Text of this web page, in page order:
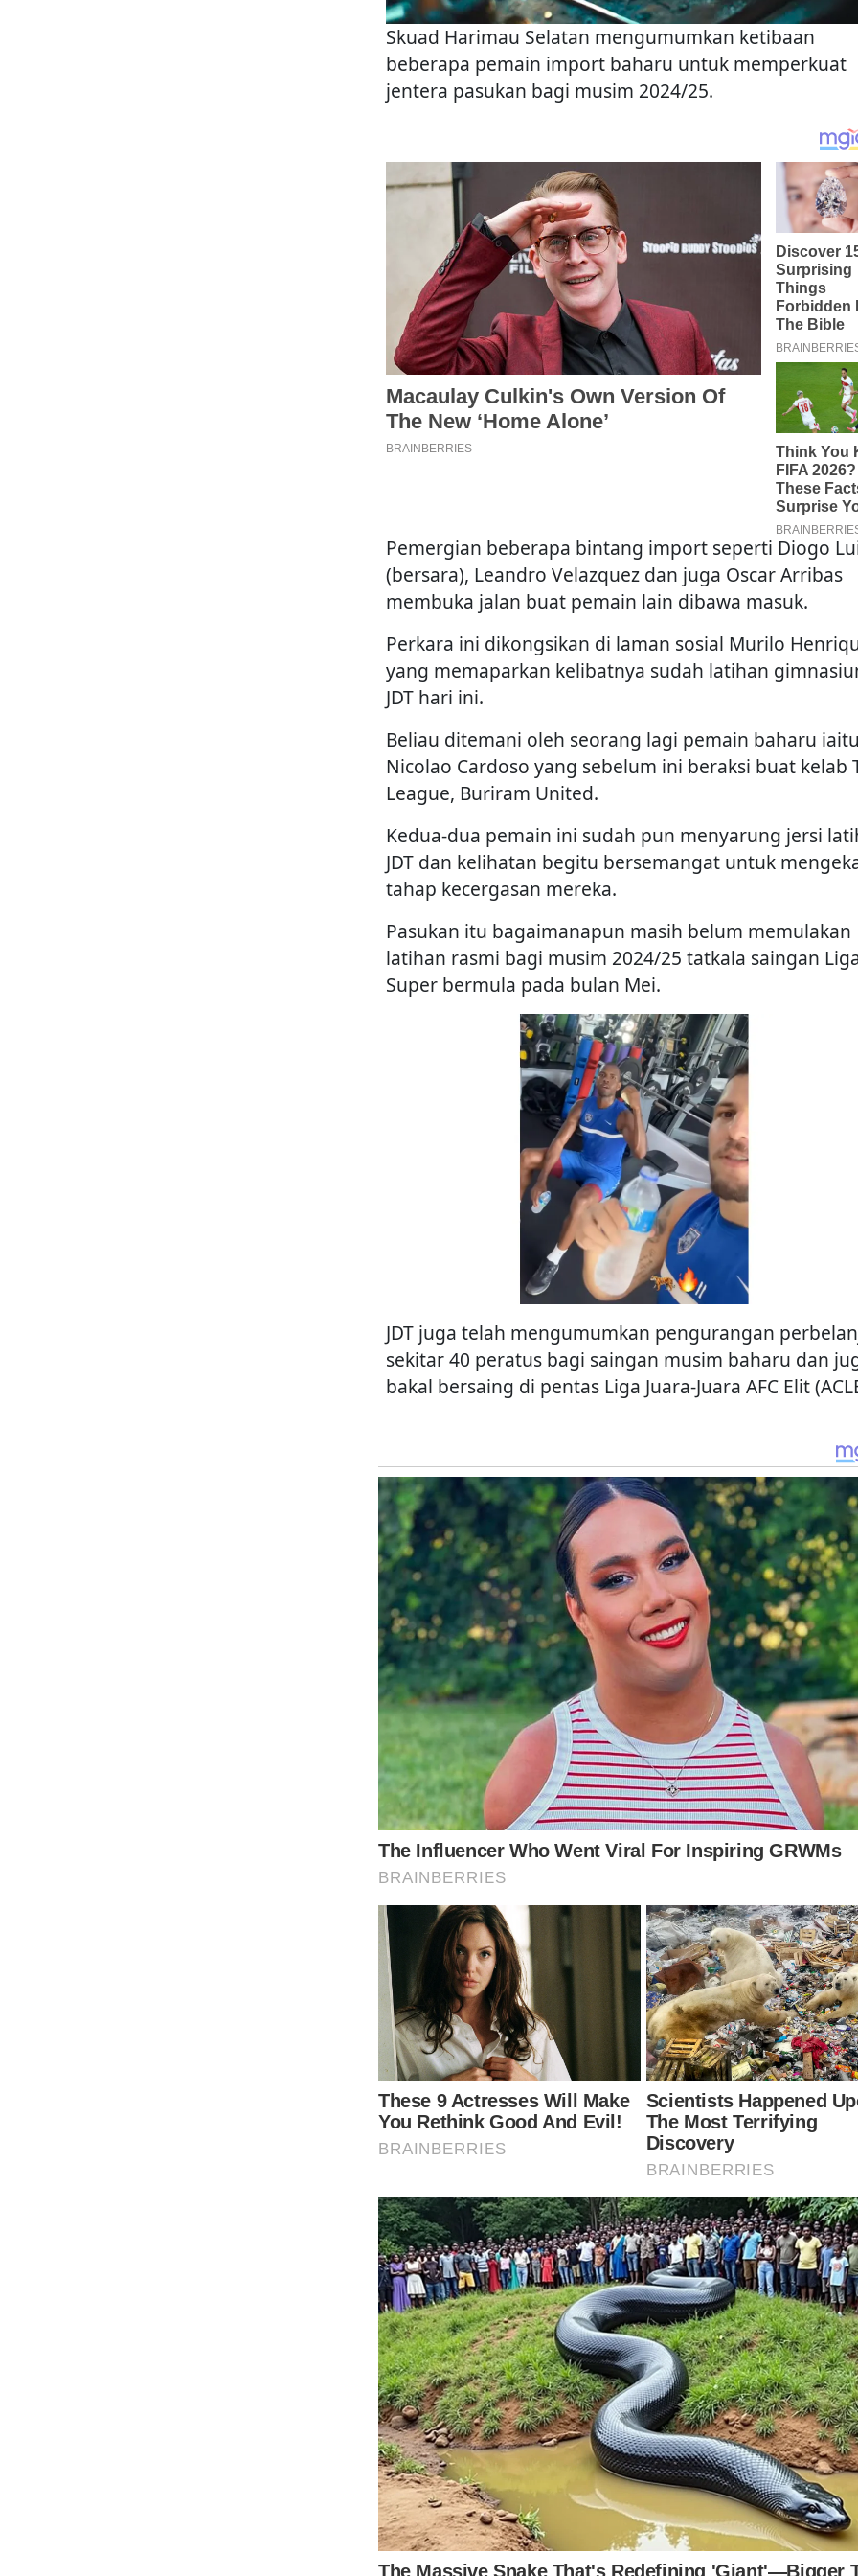
Skuad Harimau Selatan mengumumkan ketibaan
beberapa pemain import baharu untuk memperkuat
jentera pasukan bagi musim 2024/25.
Pemergian beberapa bintang import seperti Diogo
(bersara), Leandro Velazquez dan juga Oscar Arribas
membuka jalan buat pemain lain dibawa masuk.
Perkara ini dikongsikan di laman sosial Murilo
yang memaparkan kelibatnya sudah latihan
JDT hari ini.
Beliau ditemani oleh seorang lagi pemain baharu iaitu
Nicolao Cardoso yang sebelum ini beraksi buat kelab
League, Buriram United.
Kedua-dua pemain ini sudah pun menyarung jersi
JDT dan kelihatan begitu bersemangat untuk
tahap kecergasan mereka.
Pasukan itu bagaimanapun masih belum memulakan
latihan rasmi bagi musim 2024/25 tatkala saingan
Super bermula pada bulan Mei.
JDT juga telah mengumumkan pengurangan
sekitar 40 peratus bagi saingan musim baharu dan
bakal bersaing di pentas Liga Juara-Juara AFC Elit